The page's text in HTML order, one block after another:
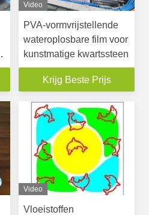
Video
PVA-vormvrijstellende
wateroplosbare film voor
kunstmatige kwartssteen
Krijg Beste Prijs
Video
Vloeistoffen